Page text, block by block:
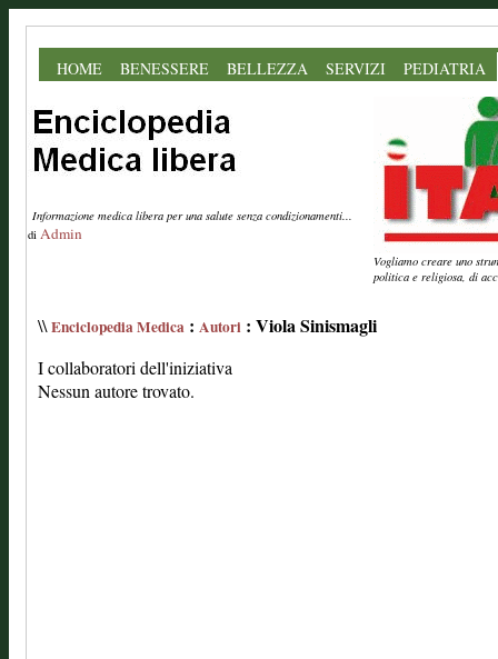
HOME BENESSERE BELLEZZA SERVIZI PEDIATRIA
Informazione medica libera per una salute senza condizionamenti...
di Admin
Vogliamo creare uno
politica e religiosa, di
\\Enciclopedia Medica : Autori : Viola Sinismagli
I collaboratori dell'iniziativa
Nessun autore trovato.